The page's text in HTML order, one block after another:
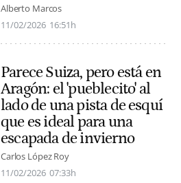
Alberto Marcos
11/02/2026 16:51h
Parece Suiza, pero está en
Aragón: el 'pueblecito' al
lado de una pista de esquí
que es ideal para una
escapada de invierno
Carlos López Roy
11/02/2026 07:33h